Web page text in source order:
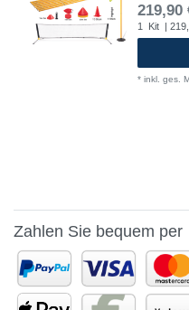
219,90
1 Kit |
* inkl. ges.
Zahlen Sie bequem per